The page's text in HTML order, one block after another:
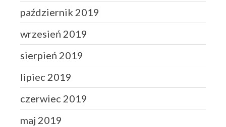
październik 2019
wrzesień 2019
sierpień 2019
lipiec 2019
czerwiec 2019
maj 2019